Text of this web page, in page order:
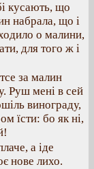
кусають, що
набрала, що і
о малини,
для того ж і
за малин
Руш мені в сей
винограду,
їсти: бо як ні,
а іде
нове лихо.